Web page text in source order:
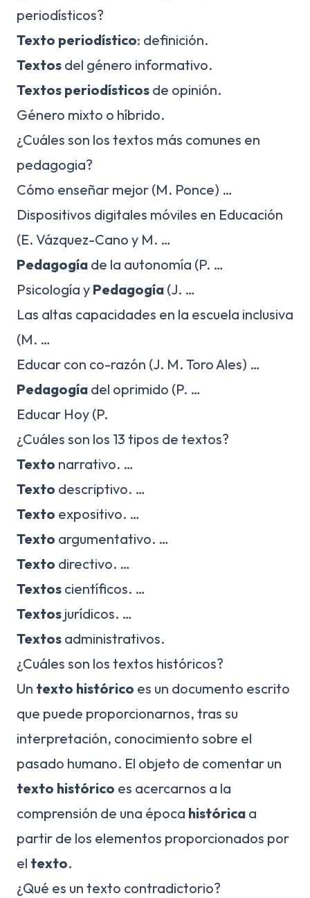
periodísticos?
Texto periodístico: definición.
Textos del género informativo.
Textos periodísticos de opinión.
Género mixto o híbrido.
¿Cuáles son los textos más comunes en
pedagogia?
Cómo enseñar mejor (M. Ponce) …
Dispositivos digitales móviles en Educación
(E. Vázquez-Cano y M. …
Pedagogía de la autonomía (P. …
Psicología y Pedagogía (J. …
Las altas capacidades en la escuela inclusiva
(M. …
Educar con co-razón (J. M. Toro Ales) …
Pedagogía del oprimido (P. …
Educar Hoy (P.
¿Cuáles son los 13 tipos de textos?
Texto narrativo. …
Texto descriptivo. …
Texto expositivo. …
Texto argumentativo. …
Texto directivo. …
Textos científicos. …
Textos jurídicos. …
Textos administrativos.
¿Cuáles son los textos históricos?
Un texto histórico es un documento escrito
que puede proporcionarnos, tras su
interpretación, conocimiento sobre el
pasado humano. El objeto de comentar un
texto histórico es acercarnos a la
comprensión de una época histórica a
partir de los elementos proporcionados por
el texto.
¿Qué es un texto contradictorio?